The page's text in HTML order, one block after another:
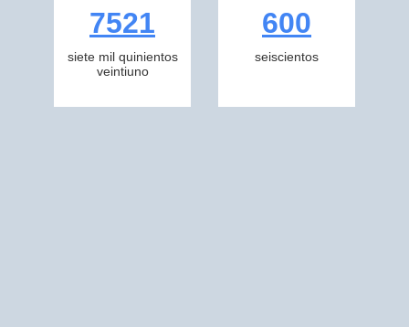
7521
siete mil quinientos
veintiuno
600
seiscientos